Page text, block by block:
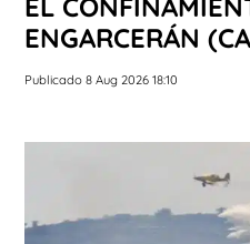
ENGARCERÁN
Publicado 8 Aug 2026 18:10